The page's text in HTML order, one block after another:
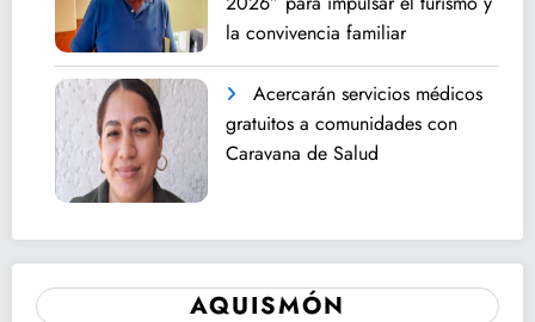
la convivencia familiar
Acercarán servicios médicos
gratuitos a comunidades con
Caravana de Salud
AQUISMÓN